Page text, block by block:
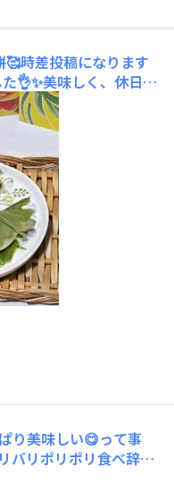
時差投稿になります
👌✨️美味しく、休日出
た💓
り美味しい😋って事
バリポリポリ食べ辞め
す体重も体脂肪も増